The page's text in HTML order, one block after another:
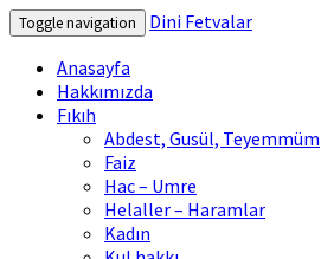
Toggle navigation
Dini Fetvalar
Anasayfa
Hakkımızda
Fıkıh
Abdest, Gusül, Teyemmüm
Faiz
Hac – Umre
Helaller – Haramlar
Kadın